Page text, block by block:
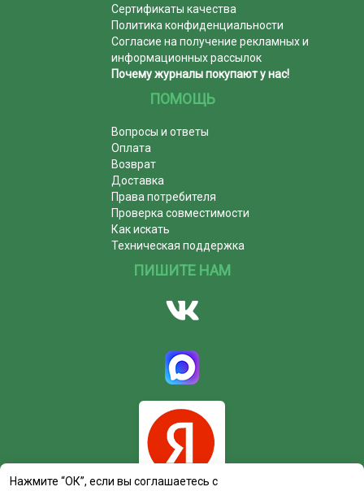
Сертификаты качества
Политика конфиденциальности
Согласие на получение рекламных и
информационных рассылок
Почему журналы покупают у нас!
ПОМОЩЬ
Вопросы и ответы
Оплата
Возврат
Доставка
Права потребителя
Проверка совместимости
Как искать
Техническая поддержка
ПИШИТЕ НАМ
Нажмите “ОК”, если вы соглашаетесь с